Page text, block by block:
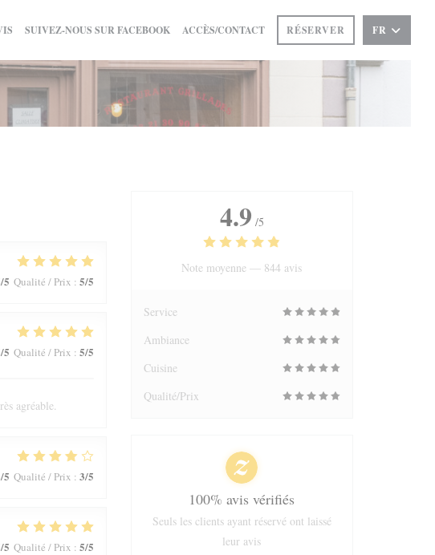
SUIVEZ-NOUS SUR FACEBOOK((OUVRE UNE NOUVELLE FENÊTRE))
ACCÈS/CONTACT RÉSERVER FR
/5 Qualité / Prix : 5/5
/5 Qualité / Prix : 5/5
agréable.
/5 Qualité / Prix : 3/5
/5 Qualité / Prix : 5/5
4.9 /5
Note moyenne — 844 avis
Service
Ambiance
Cuisine
Qualité/Prix
100% avis vérifiés
Seuls les clients ayant réservé ont laissé
leur avis